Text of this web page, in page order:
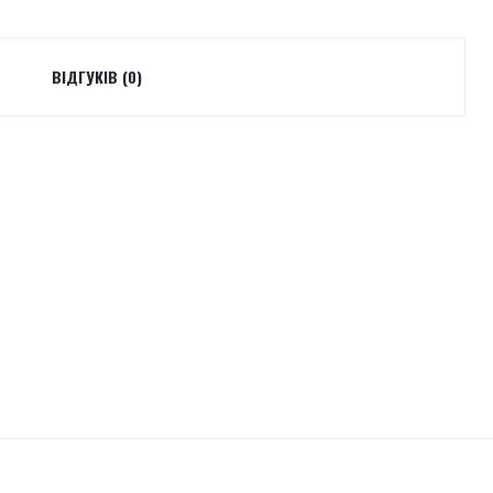
ВІДГУКІВ (0)